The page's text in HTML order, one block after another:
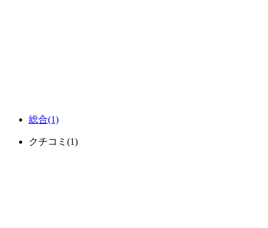
総合(1)
クチコミ (1)